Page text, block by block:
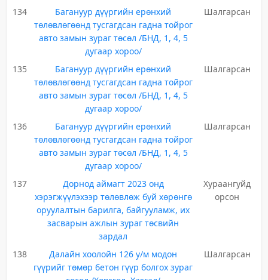
134
Багануур дүүргийн ерөнхий
төлөвлөгөөнд тусгагдсан гадна тойрог
авто замын зураг төсөл /БНД, 1, 4, 5
дугаар хороо/
Шалгарсан
135
Багануур дүүргийн ерөнхий
төлөвлөгөөнд тусгагдсан гадна тойрог
авто замын зураг төсөл /БНД, 1, 4, 5
дугаар хороо/
Шалгарсан
136
Багануур дүүргийн ерөнхий
төлөвлөгөөнд тусгагдсан гадна тойрог
авто замын зураг төсөл /БНД, 1, 4, 5
дугаар хороо/
Шалгарсан
137
Дорнод аймагт 2023 онд
хэрэгжүүлэхээр төлөвлөж буй хөрөнгө
оруулалтын барилга, байгууламж, их
засварын ажлын зураг төсвийн
зардал
Хураангуйд
орсон
138
Далайн хоолойн 126 у/м модон
гүүрийг төмөр бетон гүүр болгох зураг
Шалгарсан